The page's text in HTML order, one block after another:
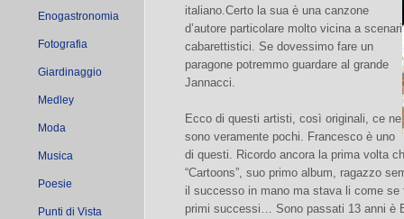
Enogastronomia
Fotografia
Giardinaggio
Medley
Moda
Musica
Poesie
Punti di Vista
italiano.Certo la sua è una canzone
d’autore particolare molto vicina a scenari
cabarettistici. Se dovessimo fare un
paragone potremmo guardare al grande
Jannacci.
Ecco di questi artisti, così originali, ce ne
sono veramente pochi. Francesco è uno
di questi. Ricordo ancora la prima volta
“Cartoons”, suo primo album, ragazzo
il successo in mano ma stava li come
primi successi… Sono passati 13 anni è